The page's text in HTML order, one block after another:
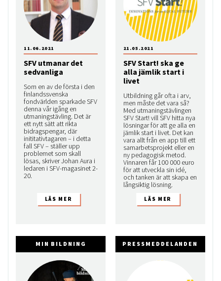
SFV utmanar det
sedvanliga
Som en av de första i den
finlandssvenska
fondvärlden sparkade SFV
denna vår igång en
utmaningstävling. Det är
ett nytt sätt att rikta
bidragspengar, där
inititativtagaren – i detta
fall SFV – ställer upp
problemet som skall
lösas, skriver Johan Aura i
ledaren i SFV-magasinet 2-
20.
11.06.2021
SFV Start! ska ge
alla jämlik start i
livet
Utbildning går ofta i arv,
men måste det vara så?
Med utmaningstävlingen
SFV Start! vill SFV hitta nya
lösningar för att ge alla en
jämlik start i livet. Det kan
vara allt från en app till ett
samarbetsprojekt eller en
ny pedagogisk metod.
Vinnaren får 100 000 euro
för att utveckla sin idé,
och tanken är att skapa en
långsiktig lösning.
21.05.2021
MIN BILDNING PRESSMEDDELANDEN